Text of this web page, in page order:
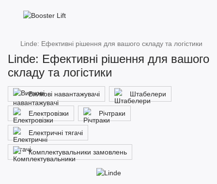
Linde: Ефективні рішення для вашого складу та логістики
Linde: Ефективні рішення для вашого
складу та логістики
Вилкові навантажувачі Штабелери
Електровізки Річтраки
Електричні тягачі
Комплектувальники замовлень